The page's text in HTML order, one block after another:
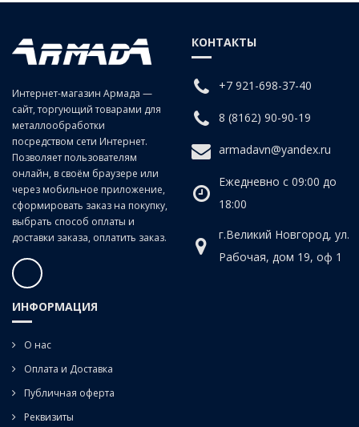
Сверление цилиндрических отверстий в заготовках и изделиях из
чугунов, сталей средней и низкой твердости, цветных сплавах,
пластмассах, древесных материалов. Фиксация – во внутренний
конус Морзе напрямую или через переходные втулки.
Интернет-магазин Армада —
сайт, торгующий товарами для
металлообработки
посредством сети Интернет.
Позволяет пользователям
онлайн, в своём браузере или
через мобильное приложение,
сформировать заказ на покупку,
выбрать способ оплаты и
доставки заказа, оплатить заказ.
КОНТАКТЫ
+7 921-698-37-40
8 (8162) 90-90-19
armadavn@yandex.ru
Ежедневно с 09:00 до
18:00
г.Великий Новгород, ул.
Рабочая, дом 19, оф 1
ИНФОРМАЦИЯ
О нас
Оплата и Доставка
Публичная оферта
Реквизиты